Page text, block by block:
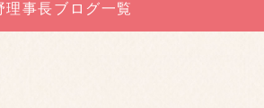
理事長ブログ一覧